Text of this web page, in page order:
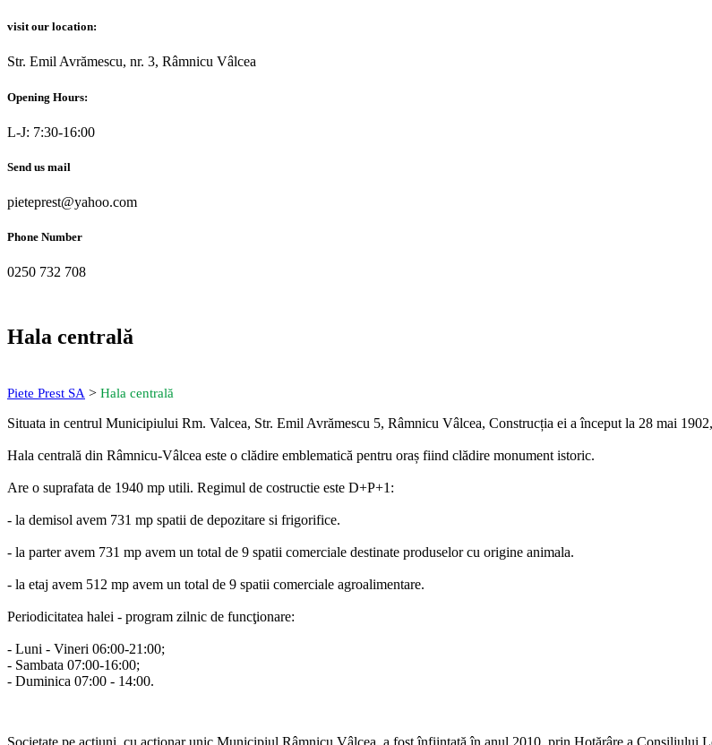
visit our location:
Str. Emil Avrămescu, nr. 3, Râmnicu Vâlcea
Opening Hours:
L-J: 7:30-16:00
Send us mail
pieteprest@yahoo.com
Phone Number
0250 732 708
Hala centrală
Piete Prest SA > Hala centrală
Situata in centrul Municipiului Rm. Valcea, Str. Emil Avrămescu 5, Râmnicu Vâlcea, Construcția ei a început la 28 mai
Hala centrală din Râmnicu-Vâlcea este o clădire emblematică pentru oraș fiind clădire monument istoric.
Are o suprafata de 1940 mp utili. Regimul de costructie este D+P+1:
- la demisol avem 731 mp spatii de depozitare si frigorifice.
- la parter avem 731 mp avem un total de 9 spatii comerciale destinate produselor cu origine animala.
- la etaj avem 512 mp avem un total de 9 spatii comerciale agroalimentare.
Periodicitatea halei - program zilnic de funcţionare:
- Luni - Vineri 06:00-21:00;
- Sambata 07:00-16:00;
- Duminica 07:00 - 14:00.